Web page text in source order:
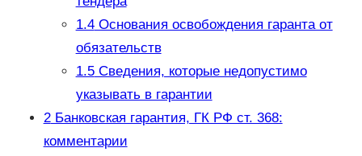
1.4Основания освобождения гаранта от
обязательств
1.5Сведения, которые недопустимо
указывать в гарантии
2Банковская гарантия, ГК РФ ст. 368:
комментарии